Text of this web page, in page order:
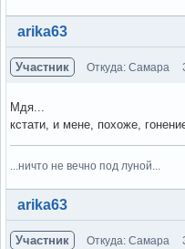
Вне форума
arika63
Участник Откуда: Самара
Мдя...
кстати, и мене, похоже,
...ничто не вечно под луной...
Вне форума
arika63
Участник Откуда: Самара